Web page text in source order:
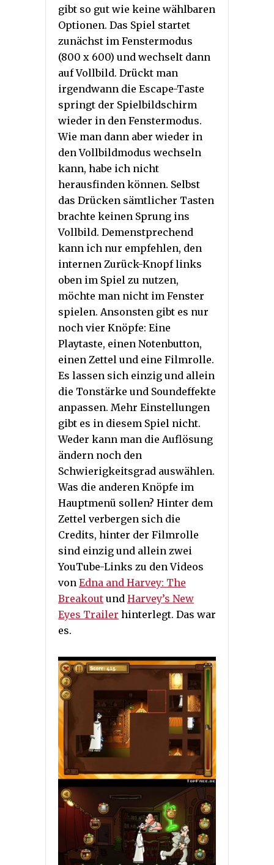
gibt so gut wie keine wählbaren
Optionen. Das Spiel startet
zunächst im Fenstermodus
(800 x 600) und wechselt dann
auf Vollbild. Drückt man
irgendwann die Escape-Taste
springt der Spielbildschirm
wieder in den Fenstermodus.
Wie man dann aber wieder in
den Vollbildmodus wechseln
kann, habe ich nicht
herausfinden können. Selbst
das Drücken sämtlicher Tasten
brachte keinen Sprung ins
Vollbild. Demenstprechend
kann ich nur empfehlen, den
internen Zurück-Knopf links
oben im Spiel zu nutzen,
möchte man nicht im Fenster
spielen. Ansonsten gibt es nur
noch vier Knöpfe: Eine
Playtaste, einen Notenbutton,
einen Zettel und eine Filmrolle.
Es lassen sich einzig und allein
die Tonstärke und Soundeffekte
anpassen. Mehr Einstellungen
gibt es in diesem Spiel nicht.
Weder kann man die Auflösung
ändern noch den
Schwierigkeitsgrad auswählen.
Was die anderen Knöpfe im
Hauptmenü sollen? Hinter dem
Zettel verbergen sich die
Credits, hinter der Filmrolle
sind einzig und allein zwei
YouTube-Links zu den Videos
von Edna and Harvey: The
Breakout und Harvey’s New
Eyes Trailer hinterlegt. Das war
es.